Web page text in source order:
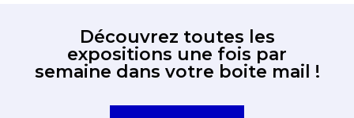
Découvrez toutes les
expositions une fois par
semaine dans votre boite mail !